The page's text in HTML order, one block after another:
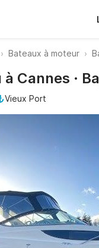
Bateaux à moteur
Cannes ·
Vieux Port